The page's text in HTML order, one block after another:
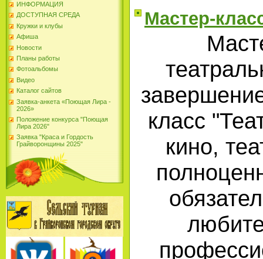
ИНФОРМАЦИЯ
ДОСТУПНАЯ СРЕДА
Кружки и клубы
Афиша
Новости
Планы работы
Фотоальбомы
Видео
Каталог сайтов
Заявка-анкета «Поющая Лира -
2026»
Положение конкурса "Поющая
Лира 2026"
Заявка "Краса и Гордость
Грайворонщины 2025"
Мастер-
класс
кино,